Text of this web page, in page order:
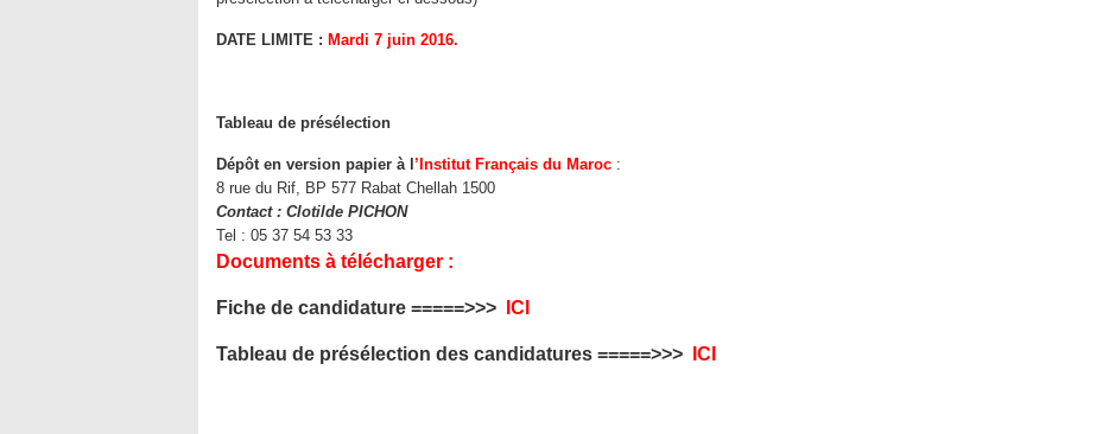
DATE LIMITE : Mardi 7 juin 2016.
Tableau de présélection
Dépôt en version papier à l ’Institut Français du Maroc :
8 rue du Rif, BP 577 Rabat Chellah 1500
Contact : Clotilde PICHON
Tel : 05 37 54 53 33
Documents à télécharger :
Fiche de candidature =====>>> ICI
Tableau de présélection des candidatures =====>>> ICI